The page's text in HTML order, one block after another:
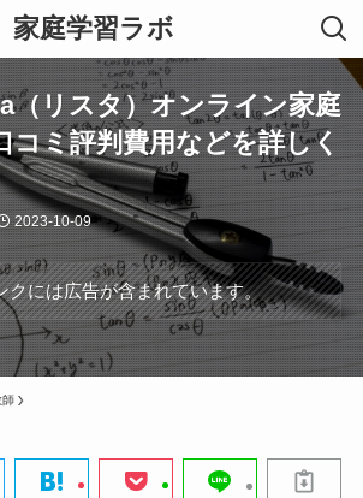
家庭学習ラボ
（リスタ）オンライン家庭
コミ評判費用などを詳しく
2023-10-09
クには広告が含まれています。
師